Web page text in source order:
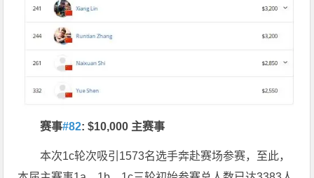
赛事#82: $10,000 主赛事
本次1c轮次吸引1573名选手奔赴赛场参赛，至此，